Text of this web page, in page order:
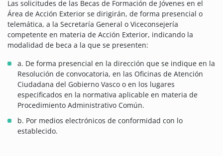
Las solicitudes de las Becas de Formación de Jóvenes en el
Área de Acción Exterior se dirigirán, de forma presencial o
telemática, a la Secretaría General o Viceconsejería
competente en materia de Acción Exterior, indicando la
modalidad de beca a la que se presenten:
a. De forma presencial en la dirección que se indique en la
Resolución de convocatoria, en las Oficinas de Atención
Ciudadana del Gobierno Vasco o en los lugares
especificados en la normativa aplicable en materia de
Procedimiento Administrativo Común.
b. Por medios electrónicos de conformidad con lo
establecido.